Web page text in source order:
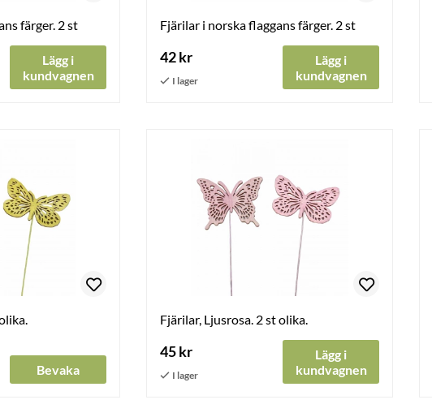
färger. 2 st
Lägg i
kundvagnen
Fjärilar i norska flaggans färger. 2 st
42 kr
Lägg i
kundvagnen
Bevaka
Fjärilar, Ljusrosa. 2 st olika.
45 kr
Lägg i
kundvagnen